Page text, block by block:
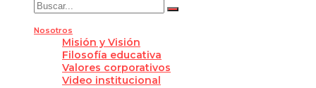
Nosotros
Misión y Visión
Filosofía educativa
Valores corporativos
Video institucional